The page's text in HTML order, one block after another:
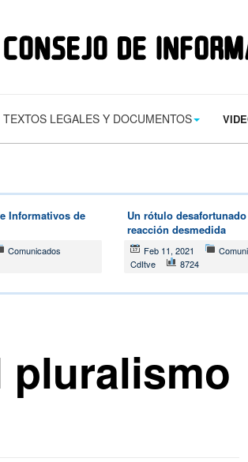
TEXTOS LEGALES Y DOCUMENTOS
Informativos de
Comunicados
Un rótulo
reacción desmedida
Feb 11, 2021
CdItve
8724
pluralismo